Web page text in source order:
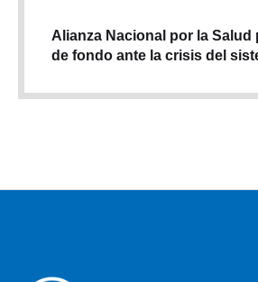
Alianza Nacional por la Salud
de fondo ante la crisis del